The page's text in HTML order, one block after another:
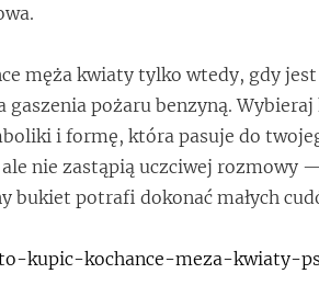
męża kwiaty tylko wtedy, gdy
gaszenia pożaru benzyną.
i formę, która pasuje do
nie zastąpią uczciwej rozmowy
potrafi dokonać małych
kupic-kochance-meza-kwiaty-